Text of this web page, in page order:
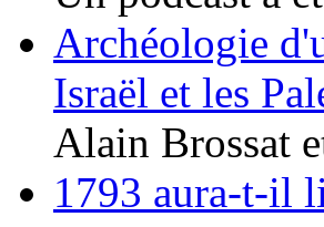
Archéologie
Israël et les
Alain Brossat
1793 aura-t-il